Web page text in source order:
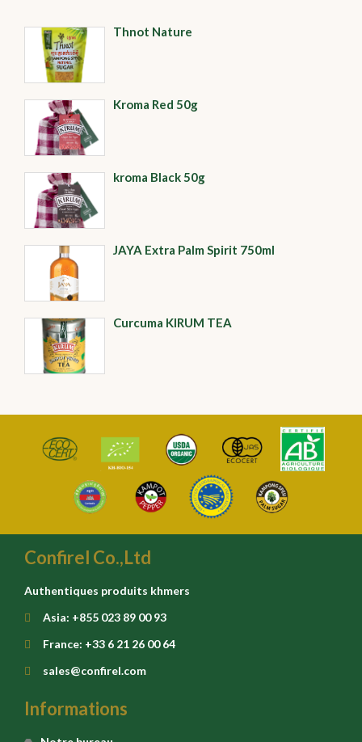
Thnot Nature
Kroma Red 50g
kroma Black 50g
JAYA Extra Palm Spirit 750ml
Curcuma KIRUM TEA
Confirel Co.,Ltd
Authentiques produits khmers
Asia: +855 023 89 00 93
France: +33 6 21 26 00 64
sales@confirel.com
Informations